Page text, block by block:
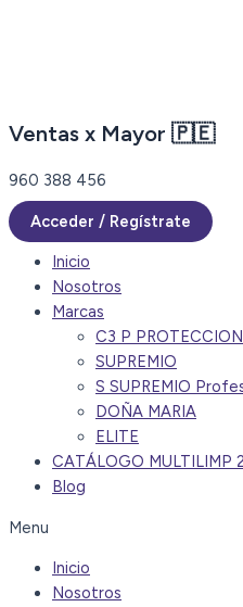
Ventas x Mayor 🇵🇪
960 388 456
Acceder / Regístrate
Inicio
Nosotros
Marcas
C3 P
SUPREMIO
S SUPREMIO
DOÑA MARIA
ELITE
CATÁLOGO MULTILIMP
Blog
Menu
Inicio
Nosotros